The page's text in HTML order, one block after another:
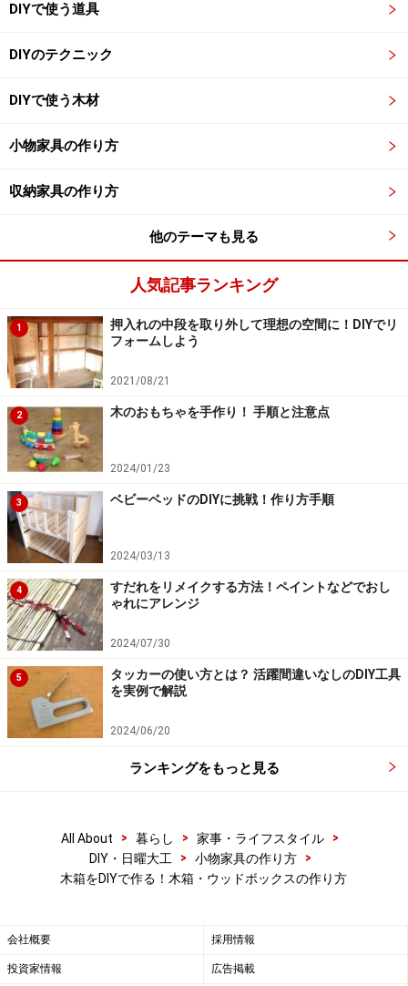
サイズが決まったら、紙に箱の絵を描いて寸法を書き込
が間違っていると、思っていたものと違うものが出来た
り、組み立てられないこともあります。ガッカリする前
木箱・ウッドボックスの作り方（準備）：
材料を選ぶ
上から1×4材、1×6材、1×8材
寸法が決まったら使う材料を選びます。ホームセンター
にはコンパネやベニヤ板など、DIY用のいろいろな材料
が販売されています。組み立てる箱の大きさによって板
の厚み、板の幅を選びましょう。幅の狭い板を何枚か使
って大きな箱を組み立てる方法もありますが、最初は1
枚の板を使った方がわかりやすいでしょう。
値段も手頃で扱いやすいのは1×材（ワンバイ材）や杉な
どの材料です。1×材（ワンバイ材）は板の厚みが
19mm、幅は89mm（1×4）、140mm（1×6）、
180mm（1×8）、230mm（1×10）、280mm（1×12）と
あるので、ある程度の大きさの箱を作るときにはおすす
めです。
ホームセンターではカットサービス（有料）があるの
で、材料が決まったらカットもお願いしましょう。真っ
すぐカットしてくれるので、組み立てがとっても楽にな
しよう」 もご覧ください）。
DIYで使う道具
DIYのテクニック
DIYで使う木材
小物家具の作り方
収納家具の作り方
他のテーマも見る
人気記事ランキング
1
押入れの中段を取り外して理想の空間に！DIYでリ
フォームしよう
2021/08/21
2 木のおもちゃを手作り！ 手順と注意点
2024/01/23
3 ベビーベッドのDIYに挑戦！作り方手順
2024/03/13
4
すだれをリメイクする方法！ペイントなどでおし
ゃれにアレンジ
2024/07/30
5
タッカーの使い方とは？ 活躍間違いなしのDIY工具
を実例で解説
2024/06/20
ランキングをもっと見る
All About > 暮らし > 家事・ライフスタイル
>
DIY・日曜大工
> 小物家具の作り方
>
木箱をDIYで作る！木箱・ウッドボックスの作り方
会社概要 採用情報
投資家情報 広告掲載